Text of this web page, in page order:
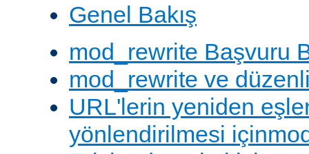
Genel Bakış
mod_rewrite Başvuru
mod_rewrite ve
URL'lerin yeniden
yönlendirilmesi